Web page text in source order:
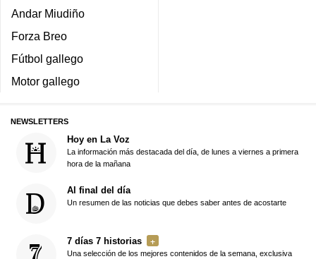
Andar Miudiño
Forza Breo
Fútbol gallego
Motor gallego
NEWSLETTERS
Hoy en La Voz
La información más destacada del día, de lunes a viernes a primera
hora de la mañana
Al final del día
Un resumen de las noticias que debes saber antes de acostarte
7 días 7 historias
Una selección de los mejores contenidos de la semana, exclusiva